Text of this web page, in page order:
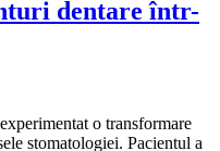
dentare într-
o transformare
stomatologiei. Pacientul a